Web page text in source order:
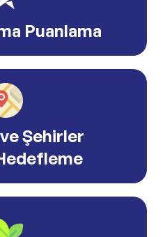
Puanlama
Şehirler